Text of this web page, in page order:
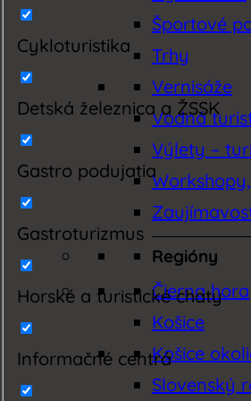
Cykloturistika
Detská železnica a ŽSSK
Gastro podujatia
Gastroturizmus
Horské a turistické chaty
Informačné centrá
Športové
Trhy
Vernisáže
Vodná
Výlety –
Regióny
Čierna hora
Košice
Košice
Slovenský